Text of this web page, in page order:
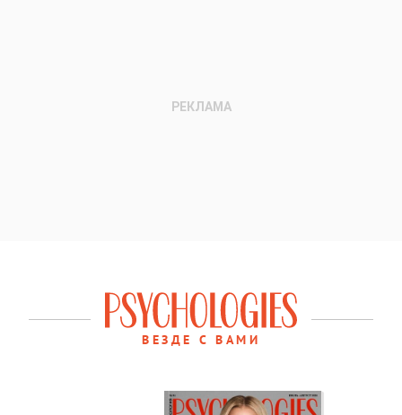
ВЕЗДЕ С ВАМИ